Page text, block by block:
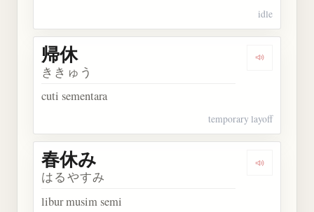
idle
Dengarkan
帰休
ききゅう
cuti sementara
temporary layoff
Dengarkan
春休み
はるやすみ
libur musim semi